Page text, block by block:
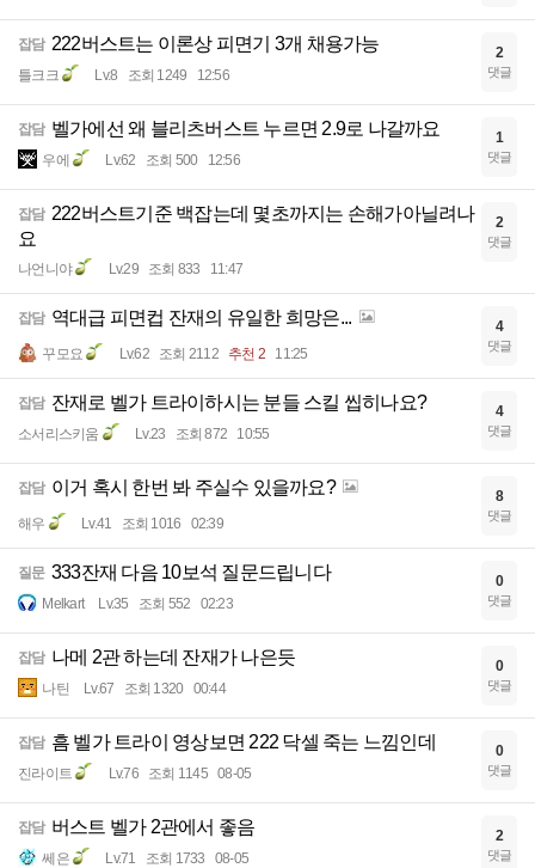
잡담 222버스트는 이론상 피면기 3개 채용가능
틀크크 Lv.8 조회 1249 12:56
2
댓글
잡담 벨가에선 왜 블리츠버스트 누르면 2.9로 나갈까요
우에 Lv.62 조회 500 12:56
1
댓글
잡담 222버스트기준 백잡는데 몇초까지는 손해가아닐려나
요
나언니야 Lv.29 조회 833 11:47
2
댓글
잡담 역대급 피면컵 잔재의 유일한 희망은...
꾸모요 Lv.62 조회 2112 추천 2 11:25
4
댓글
잡담 잔재로 벨가 트라이하시는 분들 스킬 씹히나요?
소서리스키움 Lv.23 조회 872 10:55
4
댓글
잡담 이거 혹시 한번 봐 주실수 있을까요?
해우 Lv.41 조회 1016 02:39
8
댓글
질문 333잔재 다음 10보석 질문드립니다
Melkart Lv.35 조회 552 02:23
0
댓글
잡담 나메 2관 하는데 잔재가 나은듯
나틴 Lv.67 조회 1320 00:44
0
댓글
잡담 흠 벨가 트라이 영상보면 222 닥셀 죽는 느낌인데
진라이트 Lv.76 조회 1145 08-05
0
댓글
잡담 버스트 벨가 2관에서 좋음
쎄은 Lv.71 조회 1733 08-05
2
댓글